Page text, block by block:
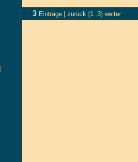
3 Einträge | zurück (1..3) weiter